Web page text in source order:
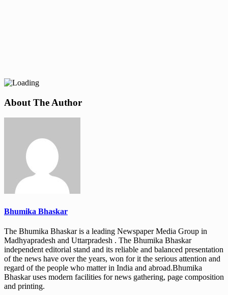
About The Author
Bhumika Bhaskar
The Bhumika Bhaskar is a leading Newspaper Media Group in
Madhyapradesh and Uttarpradesh . The Bhumika Bhaskar
independent editorial stand and its reliable and balanced presentation
of the news have over the years, won for it the serious attention and
regard of the people who matter in India and abroad.Bhumika
Bhaskar uses modern facilities for news gathering, page composition
and printing.